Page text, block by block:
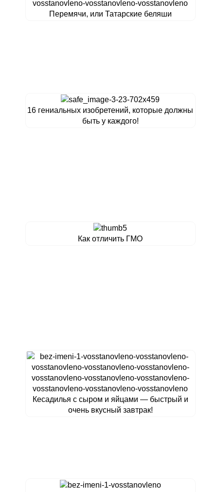
Перемячи, или Татарские беляши
16 гениальных изобретений, которые должны
быть у каждого!
Как отличить ГМО
Кесадилья с сыром и яйцами — быстрый и
очень вкусный завтрак!